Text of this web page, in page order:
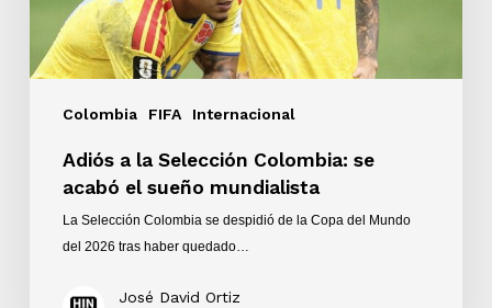
Colombia FIFA Internacional
sueño
mundialista
Adiós a la Selección Colombia: se
acabó el sueño mundialista
La Selección Colombia se despidió de la Copa del Mundo
del 2026 tras haber quedado…
José David Ortiz